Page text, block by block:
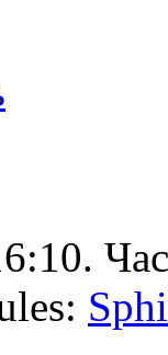
.